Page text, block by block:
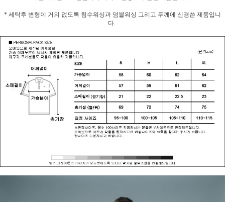
* 세탁후 변형이 거의 없도록 침수워싱과 덤블워싱 그리고 두께에 신경쓴 제품입니
다.